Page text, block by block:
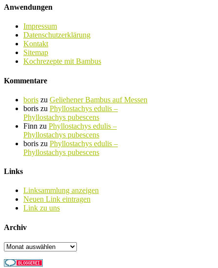
Anwendungen
Impressum
Datenschutzerklärung
Kontakt
Sitemap
Kochrezepte mit Bambus
Kommentare
boris zu Geliehener Bambus auf Messen
boris zu Phyllostachys edulis –
Phyllostachys pubescens
Finn zu Phyllostachys edulis –
Phyllostachys pubescens
boris zu Phyllostachys edulis –
Phyllostachys pubescens
Links
Linksammlung anzeigen
Neuen Link eintragen
Link zu uns
Archiv
Archiv